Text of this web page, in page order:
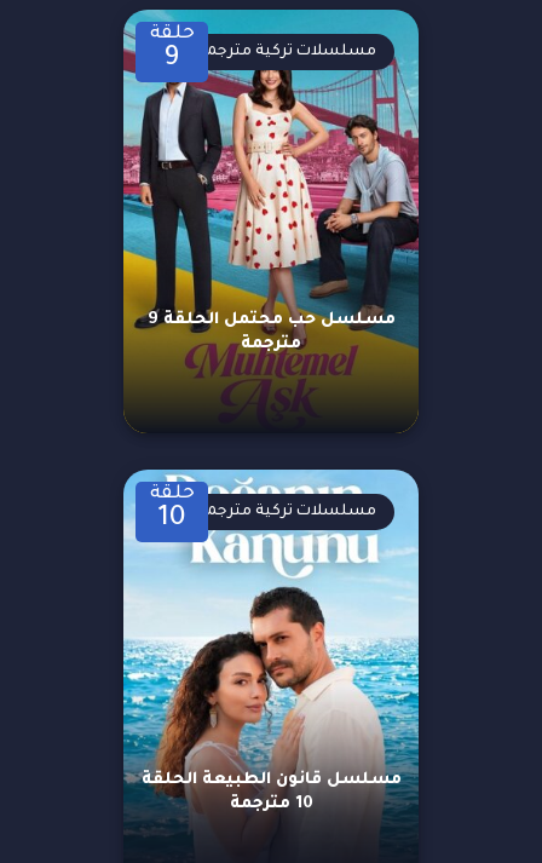
حلقة
9
مسلسل حب محتمل الحلقة 9
مترجمة
مسلسلات تركية مترجمة
حلقة
10
مسلسل قانون الطبيعة الحلقة
10 مترجمة
مسلسلات تركية مترجمة